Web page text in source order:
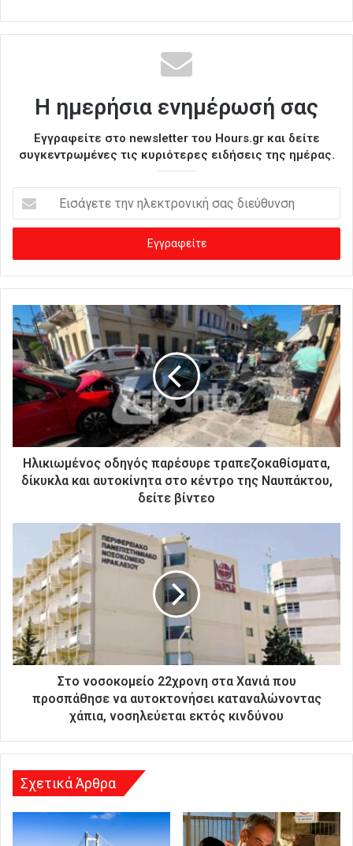
Η ημερήσια ενημέρωσή σας
Εγγραφείτε στο newsletter του Hours.gr και δείτε
συγκεντρωμένες τις κυριότερες ειδήσεις της ημέρας.
σ
γ
ε
τ
η
ν
η
ε
α
ς
δ
ι
ε
ύ
η
Ηλικιωμένος οδηγός παρέσυρε τραπεζοκαθίσματα,
δίκυκλα και αυτοκίνητα στο κέντρο της Ναυπάκτου,
δείτε βίντεο
Στο νοσοκομείο 22χρονη στα Χανιά που
προσπάθησε να αυτοκτονήσει καταναλώνοντας
χάπια, νοσηλεύεται εκτός κινδύνου
Σχετικά Άρθρα